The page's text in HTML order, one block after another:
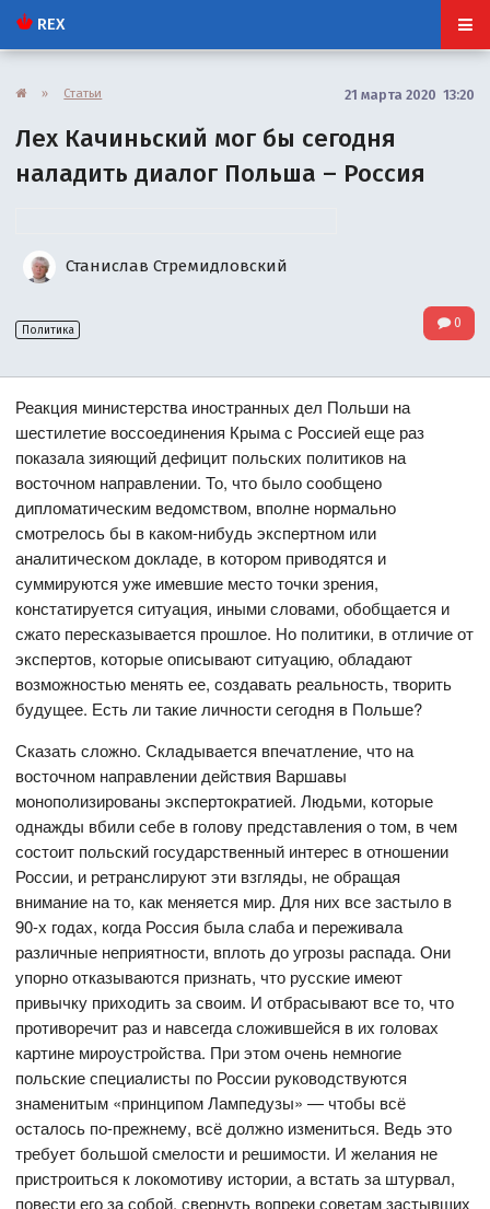
REX
» Статьи 21 марта 2020 13:20
Лех Качиньский мог бы сегодня
наладить диалог Польша – Россия
Станислав Стремидловский
Политика 0
Реакция министерства иностранных дел Польши на
шестилетие воссоединения Крыма с Россией еще раз
показала зияющий дефицит польских политиков на
восточном направлении. То, что было сообщено
дипломатическим ведомством, вполне нормально
смотрелось бы в каком-нибудь экспертном или
аналитическом докладе, в котором приводятся и
суммируются уже имевшие место точки зрения,
констатируется ситуация, иными словами, обобщается и
сжато пересказывается прошлое. Но политики, в отличие от
экспертов, которые описывают ситуацию, обладают
возможностью менять ее, создавать реальность, творить
будущее. Есть ли такие личности сегодня в Польше?
Сказать сложно. Складывается впечатление, что на
восточном направлении действия Варшавы
монополизированы экспертократией. Людьми, которые
однажды вбили себе в голову представления о том, в чем
состоит польский государственный интерес в отношении
России, и ретранслируют эти взгляды, не обращая
внимание на то, как меняется мир. Для них все застыло в
90-х годах, когда Россия была слаба и переживала
различные неприятности, вплоть до угрозы распада. Они
упорно отказываются признать, что русские имеют
привычку приходить за своим. И отбрасывают все то, что
противоречит раз и навсегда сложившейся в их головах
картине мироустройства. При этом очень немногие
польские специалисты по России руководствуются
знаменитым «принципом Лампедузы» — чтобы всё
осталось по-прежнему, всё должно измениться. Ведь это
требует большой смелости и решимости. И желания не
пристроиться к локомотиву истории, а встать за штурвал,
повести его за собой, свернуть вопреки советам застывших